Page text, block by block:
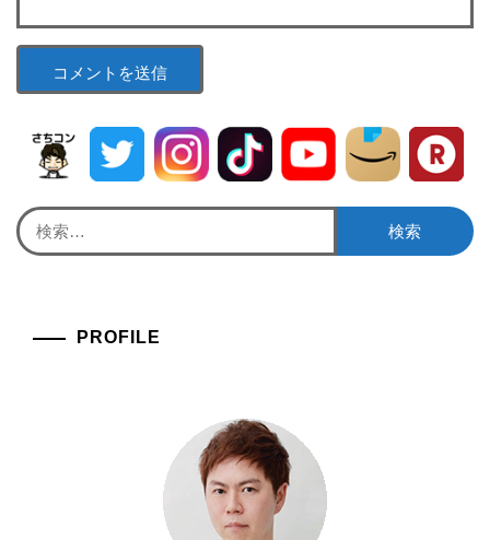
検
索:
PROFILE